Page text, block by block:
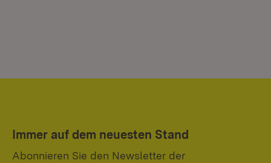
Immer auf dem neuesten Stand
Abonnieren Sie den Newsletter der